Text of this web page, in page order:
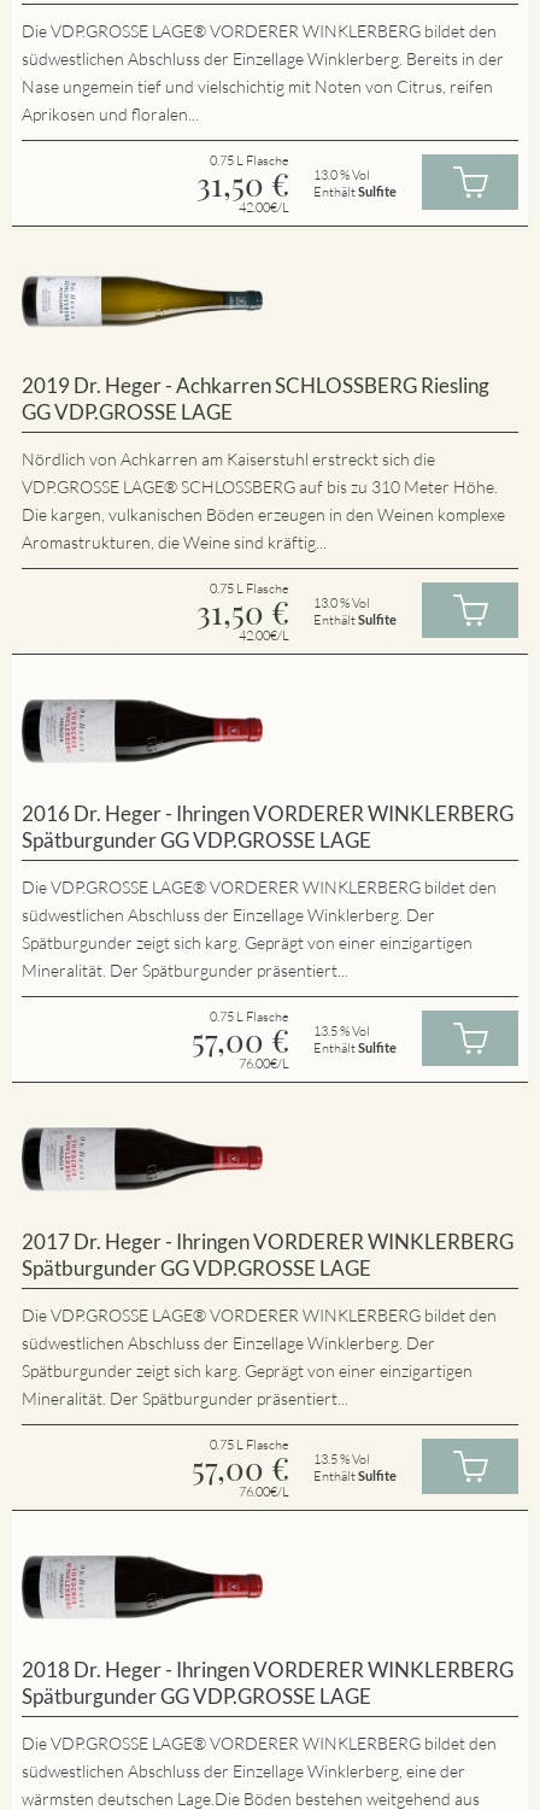
Die VDP.GROSSE LAGE® VORDERER WINKLERBERG bildet den
südwestlichen Abschluss der Einzellage Winklerberg. Bereits in der
Nase ungemein tief und vielschichtig mit Noten von Citrus, reifen
Aprikosen und floralen...
0.75 L Flasche
31,50 €
42.00€/L
13.0 % Vol
EnthältSulfite
2019 Dr. Heger - Achkarren SCHLOSSBERG Riesling
GG VDP.GROSSE LAGE
Nördlich von Achkarren am Kaiserstuhl erstreckt sich die
VDP.GROSSE LAGE® SCHLOSSBERG auf bis zu 310 Meter Höhe.
Die kargen, vulkanischen Böden erzeugen in den Weinen komplexe
Aromastrukturen, die Weine sind kräftig...
0.75 L Flasche
31,50 €
42.00€/L
13.0 % Vol
EnthältSulfite
2016 Dr. Heger - Ihringen VORDERER WINKLERBERG
Spätburgunder GG VDP.GROSSE LAGE
Die VDP.GROSSE LAGE® VORDERER WINKLERBERG bildet den
südwestlichen Abschluss der Einzellage Winklerberg. Der
Spätburgunder zeigt sich karg. Geprägt von einer einzigartigen
Mineralität. Der Spätburgunder präsentiert...
0.75 L Flasche
57,00 €
76.00€/L
13.5 % Vol
EnthältSulfite
2017 Dr. Heger - Ihringen VORDERER WINKLERBERG
Spätburgunder GG VDP.GROSSE LAGE
Die VDP.GROSSE LAGE® VORDERER WINKLERBERG bildet den
südwestlichen Abschluss der Einzellage Winklerberg. Der
Spätburgunder zeigt sich karg. Geprägt von einer einzigartigen
Mineralität. Der Spätburgunder präsentiert...
0.75 L Flasche
57,00 €
76.00€/L
13.5 % Vol
EnthältSulfite
2018 Dr. Heger - Ihringen VORDERER WINKLERBERG
Spätburgunder GG VDP.GROSSE LAGE
Die VDP.GROSSE LAGE® VORDERER WINKLERBERG bildet den
südwestlichen Abschluss der Einzellage Winklerberg, eine der
wärmsten deutschen Lage.Die Böden bestehen weitgehend aus